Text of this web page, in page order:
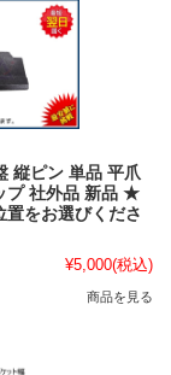
縦ピン 単品 平爪
プ 社外品 新品 ★
置をお選びくださ
¥5,000(税込)
商品を見る